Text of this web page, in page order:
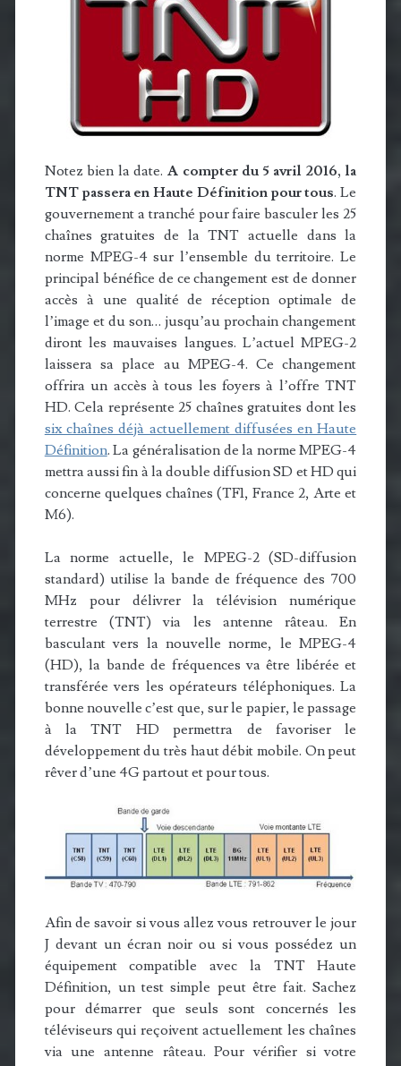
Notez bien la date. A compter du 5 avril 2016, la
TNT passera en Haute Définition pour tous. Le
gouvernement a tranché pour faire basculer les 25
chaînes gratuites de la TNT actuelle dans la
norme MPEG-4 sur l’ensemble du territoire. Le
principal bénéfice de ce changement est de donner
accès à une qualité de réception optimale de
l’image et du son… jusqu’au prochain changement
diront les mauvaises langues. L’actuel MPEG-2
laissera sa place au MPEG-4. Ce changement
offrira un accès à tous les foyers à l’offre TNT
HD. Cela représente 25 chaînes gratuites dont les
six chaînes déjà actuellement diffusées en Haute
Définition. La généralisation de la norme MPEG-4
mettra aussi fin à la double diffusion SD et HD qui
concerne quelques chaînes (TF1, France 2, Arte et
M6).
La norme actuelle, le MPEG-2 (SD-diffusion
standard) utilise la bande de fréquence des 700
MHz pour délivrer la télévision numérique
terrestre (TNT) via les antenne râteau. En
basculant vers la nouvelle norme, le MPEG-4
(HD), la bande de fréquences va être libérée et
transférée vers les opérateurs téléphoniques. La
bonne nouvelle c’est que, sur le papier, le passage
à la TNT HD permettra de favoriser le
développement du très haut débit mobile. On peut
rêver d’une 4G partout et pour tous.
Afin de savoir si vous allez vous retrouver le jour
J devant un écran noir ou si vous possédez un
équipement compatible avec la TNT Haute
Définition, un test simple peut être fait. Sachez
pour démarrer que seuls sont concernés les
téléviseurs qui reçoivent actuellement les chaînes
via une antenne râteau. Pour vérifier si votre